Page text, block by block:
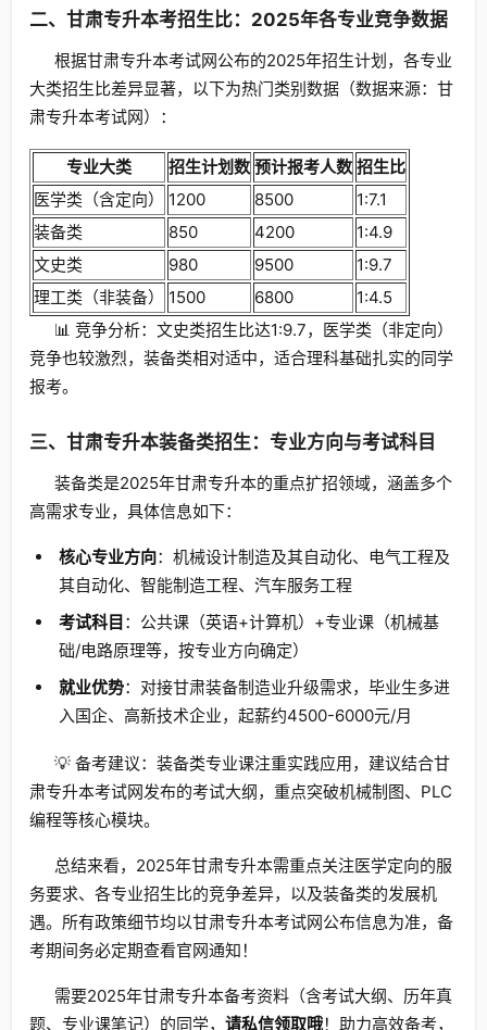
二、甘肃专升本考招生比：2025年各专业竞争数据
根据甘肃专升本考试网公布的2025年招生计划，各专业
大类招生比差异显著，以下为热门类别数据（数据来源：甘
肃专升本考试网）：
专业大类 招生计划数 预计报考人数 招生比
医学类（含定向）
1200 8500
1:7.1
装备类
850 4200
1:4.9
文史类
980 9500
1:9.7
理工类（非装备）
1500 6800
1:4.5
📊 竞争分析：文史类招生比达1:9.7，医学类（非定向）
竞争也较激烈，装备类相对适中，适合理科基础扎实的同学
报考。
三、甘肃专升本装备类招生：专业方向与考试科目
装备类是2025年甘肃专升本的重点扩招领域，涵盖多个
高需求专业，具体信息如下：
核心专业方向：机械设计制造及其自动化、电气工程及
其自动化、智能制造工程、汽车服务工程
考试科目 ：公共课（英语+计算机）+专业课（机械基
础/电路原理等，按专业方向确定）
就业优势：对接甘肃装备制造业升级需求，毕业生多进
入国企、高新技术企业，起薪约4500-6000元/月
💡 备考建议：装备类专业课注重实践应用，建议结合甘
肃专升本考试网发布的考试大纲，重点突破机械制图、PLC
编程等核心模块。
总结来看，2025年甘肃专升本需重点关注医学定向的服
务要求、各专业招生比的竞争差异，以及装备类的发展机
遇。所有政策细节均以甘肃专升本考试网公布信息为准，备
考期间务必定期查看官网通知！
需要2025年甘肃专升本备考资料（含考试大纲、历年真
题、专业课笔记）的同学， 请私信领取哦！助力高效备考，